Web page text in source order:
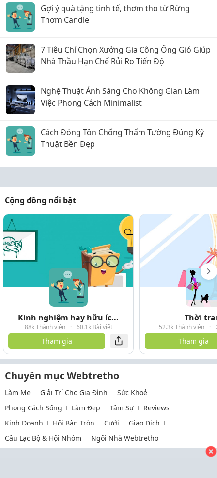
Gợi ý quà tặng tinh tế, thơm tho từ Rừng
Thơm Candle
7 Tiêu Chí Chọn Xưởng Gia Công Ống Gió Giúp
Nhà Thầu Hạn Chế Rủi Ro Tiến Độ
Nghệ Thuật Ánh Sáng Cho Không Gian Làm
Việc Phong Cách Minimalist
Cách Đóng Tôn Chống Thấm Tường Đúng Kỹ
Thuật Bền Đẹp
Cộng đồng nổi bật
Kinh nghiệm hay hữu íc...
88k Thành viên · 60.1k Bài viết
Tham gia
Thời
52.3k Thành viên ·
Tham gia
Chuyên mục Webtretho
Làm Mẹ Giải Trí Cho Gia Đình
Sức Khoẻ
Phong Cách Sống
Làm Đẹp Tâm Sự
Reviews
Kinh Doanh
Hội Bàn Tròn Cưới
Giao Dịch
Câu Lạc Bộ & Hội Nhóm
Ngôi Nhà Webtretho